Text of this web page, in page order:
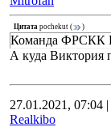
Цитата pochekut ( )
Команда ФРСКК
А куда Виктория
27.01.2021, 07:04
Realkibo